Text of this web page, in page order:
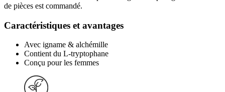
de pièces est commandé.
Caractéristiques et avantages
Avec igname & alchémille
Contient du L-tryptophane
Conçu pour les femmes